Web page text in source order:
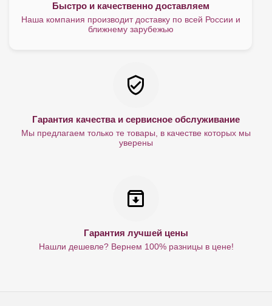
Быстро и качественно доставляем
Наша компания производит доставку по всей России и
ближнему зарубежью
Гарантия качества и сервисное обслуживание
Мы предлагаем только те товары, в качестве которых мы
уверены
Гарантия лучшей цены
Нашли дешевле? Вернем 100% разницы в цене!